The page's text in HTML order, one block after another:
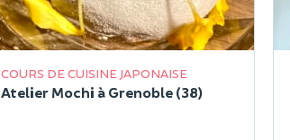
COURS DE CUISINE JAPONAISE
Atelier Mochi à Grenoble (38)